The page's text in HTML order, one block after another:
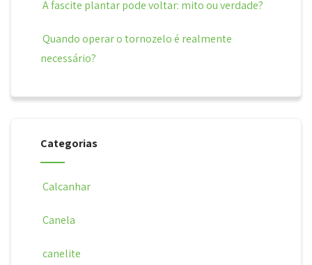
A fascite plantar pode voltar: mito ou verdade?
Quando operar o tornozelo é realmente
necessário?
Categorias
Calcanhar
Canela
canelite